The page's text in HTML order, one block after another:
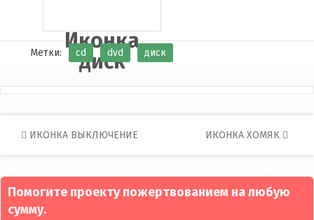
Иконка
диск
Метки: cd dvd диск
Post
navigation
ИКОНКА ВЫКЛЮЧЕНИЕ ИКОНКА ХОМЯК
Помогите проекту пожертвованием на любую
сумму.